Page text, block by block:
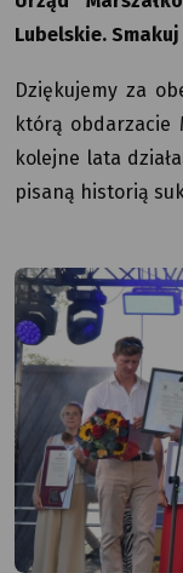
Lubelskie. Smakuj
Dziękujemy za
którą obdarzacie
kolejne lata
pisaną historią